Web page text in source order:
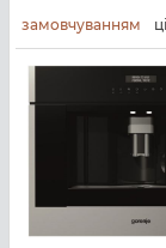
замовчуванням